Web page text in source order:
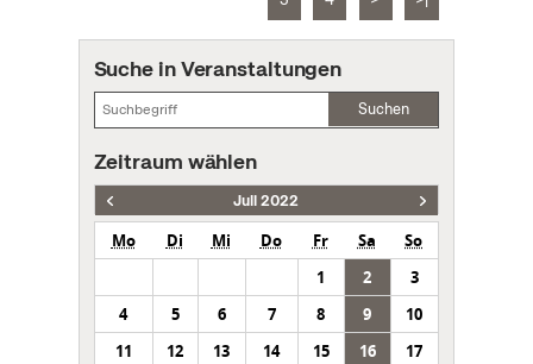
Suche in Veranstaltungen
Suchen
Zeitraum wählen
Juli 2022
Mo Di Mi Do Fr Sa
So
1
2
3
4
5 6 7 8 9
10
11
12 13 14 15 16
17